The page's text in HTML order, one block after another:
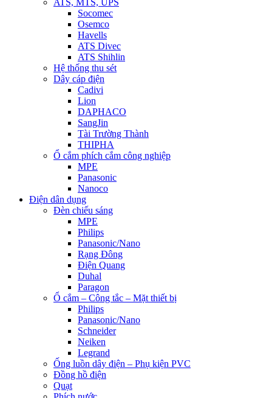
ATS, MTS, UPS
Socomec
Osemco
Havells
ATS Divec
ATS Shihlin
Hệ thống thu sét
Dây cáp điện
Cadivi
Lion
DAPHACO
SangJin
Tài Trường Thành
THIPHA
Ổ cắm phích cắm công nghiệp
MPE
Panasonic
Nanoco
Điện dân dụng
Đèn chiếu sáng
MPE
Philips
Panasonic/Nano
Rạng Đông
Điện Quang
Duhal
Paragon
Ổ cắm – Công tắc – Mặt thiết bị
Philips
Panasonic/Nano
Schneider
Neiken
Legrand
Ống luồn dây điện – Phụ kiện PVC
Đồng hồ điện
Quạt